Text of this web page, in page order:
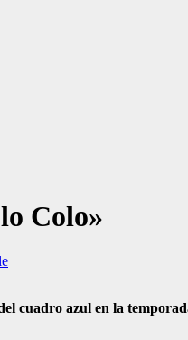
Colo»
cuadro azul en la